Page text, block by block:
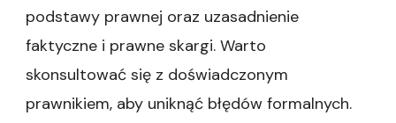
podstawy prawnej oraz uzasadnienie
faktyczne i prawne skargi. Warto
skonsultować się z doświadczonym
prawnikiem, aby uniknąć błędów formalnych.